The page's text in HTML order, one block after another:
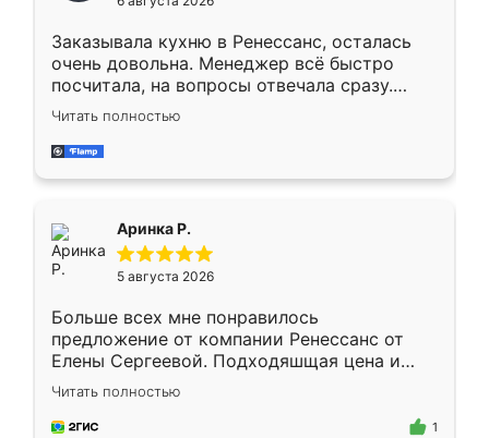
мебели буду заказывать только здесь.
Заказывала кухню в Ренессанс, осталась
очень довольна. Менеджер всё быстро
посчитала, на вопросы отвечала сразу.
Замерщик приехал в субботу, подошёл к
делу со всей ответственностью. Собрали
за день, ребята работали аккуратно, даже
Читать полностью
Аринка Р.
5 августа 2026
Больше всех мне понравилось
предложение от компании Ренессанс от
Елены Сергеевой. Подходяшщая цена и
короткие сроки изготовления. Приехавший
для замера сотрудник Владислав
предложил по моему эскизу самый
Читать полностью
1